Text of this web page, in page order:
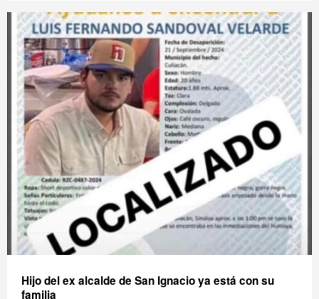
Hijo del ex alcalde de San Ignacio ya está con su
familia